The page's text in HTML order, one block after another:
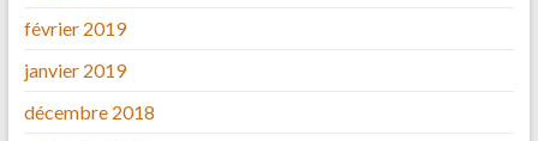
février 2019
janvier 2019
décembre 2018